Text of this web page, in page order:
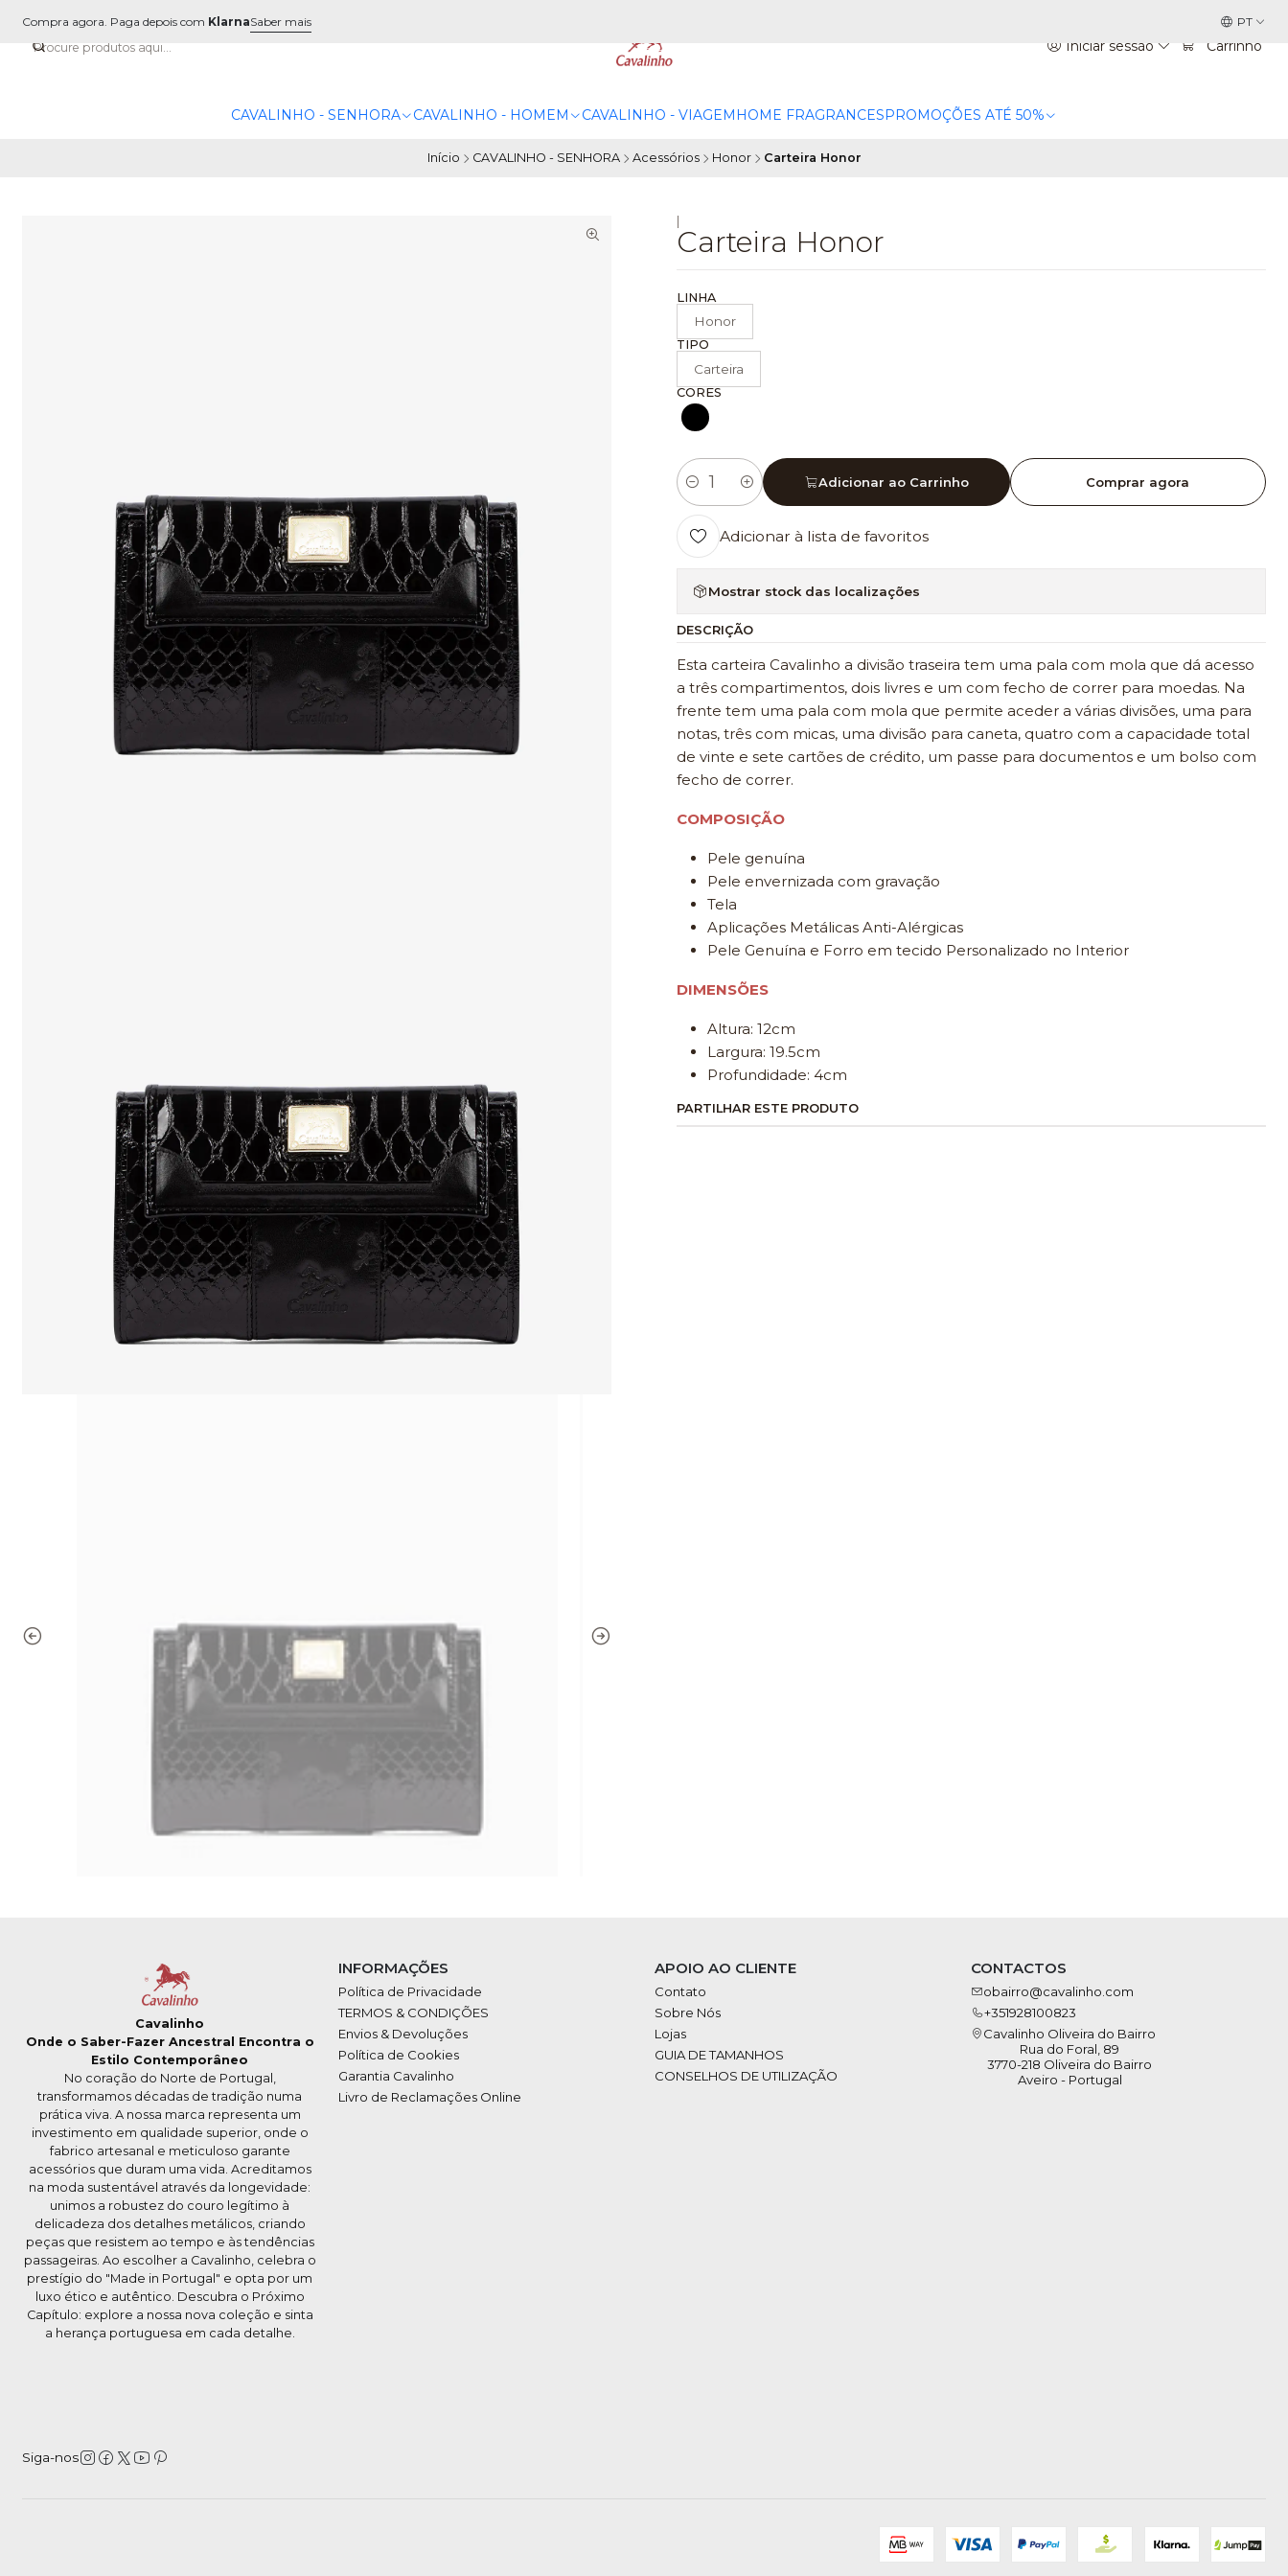
Iniciar sessão Carrinho
CAVALINHO - SENHORA CAVALINHO - HOMEM CAVALINHO - VIAGEM HOME FRAGRANCESPROMOÇÕES ATÉ 50%
Compra agora. Paga depois com KlarnaSaber mais PT
Início CAVALINHO - SENHORA Acessórios Honor Carteira Honor
Carteira Honor
LINHA
Honor
TIPO
Carteira
CORES
Quantidade
Adicionar ao Carrinho Comprar agora
Adicionar à lista de favoritos
Mostrar stock das localizações
DESCRIÇÃO
Esta carteira Cavalinho a divisão traseira tem uma pala com mola que dá acesso
a três compartimentos, dois livres e um com fecho de correr para moedas. Na
frente tem uma pala com mola que permite aceder a várias divisões, uma para
notas, três com micas, uma divisão para caneta, quatro com a capacidade total
de vinte e sete cartões de crédito, um passe para documentos e um bolso com
fecho de correr.
COMPOSIÇÃO
Pele genuína
Pele envernizada com gravação
Tela
Aplicações Metálicas Anti-Alérgicas
Pele Genuína e Forro em tecido Personalizado no Interior
DIMENSÕES
Altura: 12cm
Largura: 19.5cm
Profundidade: 4cm
PARTILHAR ESTE PRODUTO
Cavalinho
Onde o Saber-Fazer Ancestral Encontra o
Estilo Contemporâneo
No coração do Norte de Portugal,
transformamos décadas de tradição numa
prática viva. A nossa marca representa um
investimento em qualidade superior, onde o
fabrico artesanal e meticuloso garante
acessórios que duram uma vida. Acreditamos
na moda sustentável através da longevidade:
unimos a robustez do couro legítimo à
delicadeza dos detalhes metálicos, criando
peças que resistem ao tempo e às tendências
passageiras. Ao escolher a Cavalinho, celebra o
prestígio do "Made in Portugal" e opta por um
luxo ético e autêntico. Descubra o Próximo
Capítulo: explore a nossa nova coleção e sinta
a herança portuguesa em cada detalhe.
Siga-nos
INFORMAÇÕES
Política de Privacidade
TERMOS & CONDIÇÕES
Envios & Devoluções
Política de Cookies
Garantia Cavalinho
Livro de Reclamações Online
APOIO AO CLIENTE
Contato
Sobre Nós
Lojas
GUIA DE TAMANHOS
CONSELHOS DE UTILIZAÇÃO
CONTACTOS
obairro@cavalinho.com
+351928100823
Cavalinho Oliveira do Bairro
Rua do Foral, 89
3770-218 Oliveira do Bairro
Aveiro - Portugal